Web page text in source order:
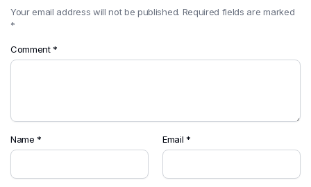
Your email address will not be published. Required fields are marked
*
Comment *
Name * Email *